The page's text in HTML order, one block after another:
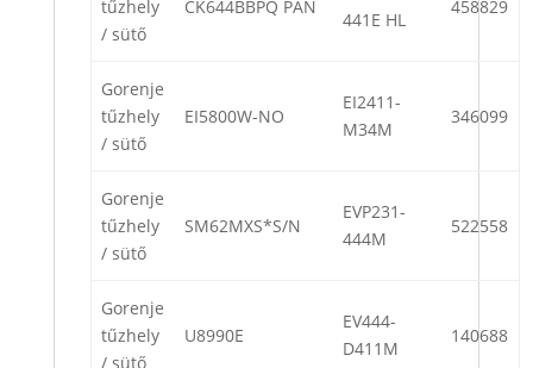
tűzhely
/ sütő
CK644BBPQ PAN
441E HL
458829
Gorenje
tűzhely
/ sütő
EI5800W-NO
EI2411-
M34M
346099
Gorenje
tűzhely
/ sütő
SM62MXS*S/N
EVP231-
444M
522558
Gorenje
tűzhely
/ sütő
U8990E
EV444-
D411M
140688